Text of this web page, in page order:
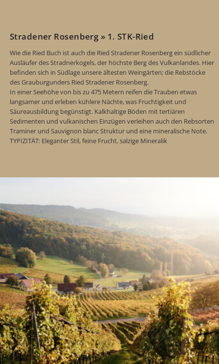
Stradener Rosenberg » 1. STK-Ried
Wie die Ried Buch ist auch die Ried Stradener Rosenberg ein südlicher
Ausläufer des Stradnerkogels, der höchste Berg des Vulkanlandes. Hier
befinden sich in Südlage unsere ältesten Weingärten; die Rebstöcke
des Grauburgunders Ried Stradener Rosenberg.
In einer Seehöhe von bis zu 475 Metern reifen die Trauben etwas
langsamer und erleben kühlere Nächte, was Fruchtigkeit und
Säureausbildung begünstigt. Kalkhaltige Böden mit tertiären
Sedimenten und vulkanischen Einzügen verleihen auch den Rebsorten
Traminer und Sauvignon blanc Struktur und eine mineralische Note.
TYPIZITÄT: Eleganter Stil, feine Frucht, salzige Mineralik